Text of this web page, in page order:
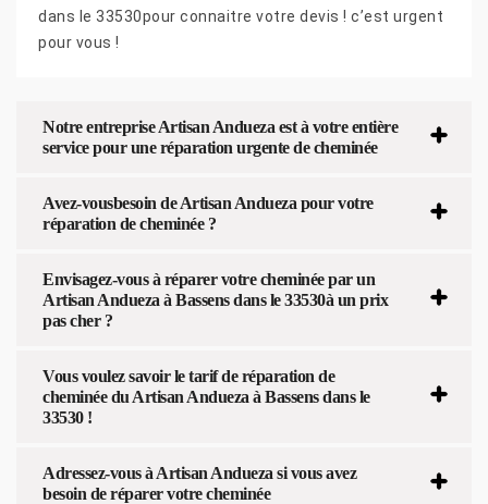
dans le 33530pour connaitre votre devis ! c’est urgent
pour vous !
Notre entreprise Artisan Andueza est à votre entière
service pour une réparation urgente de cheminée
Avez-vousbesoin de Artisan Andueza pour votre
réparation de cheminée ?
Envisagez-vous à réparer votre cheminée par un
Artisan Andueza à Bassens dans le 33530à un prix
pas cher ?
Vous voulez savoir le tarif de réparation de
cheminée du Artisan Andueza à Bassens dans le
33530 !
Adressez-vous à Artisan Andueza si vous avez
besoin de réparer votre cheminée